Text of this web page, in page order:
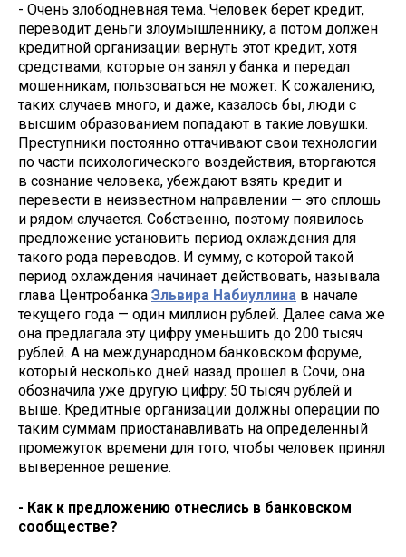
- Очень злободневная тема. Человек берет кредит,
переводит деньги злоумышленнику, а потом должен
кредитной организации вернуть этот кредит, хотя
средствами, которые он занял у банка и передал
мошенникам, пользоваться не может. К сожалению,
таких случаев много, и даже, казалось бы, люди с
высшим образованием попадают в такие ловушки.
Преступники постоянно оттачивают свои технологии
по части психологического воздействия, вторгаются
в сознание человека, убеждают взять кредит и
перевести в неизвестном направлении — это сплошь
и рядом случается. Собственно, поэтому появилось
предложение установить период охлаждения для
такого рода переводов. И сумму, с которой такой
период охлаждения начинает действовать, называла
глава Центробанка Эльвира Набиуллина в начале
текущего года — один миллион рублей. Далее сама же
она предлагала эту цифру уменьшить до 200 тысяч
рублей. А на международном банковском форуме,
который несколько дней назад прошел в Сочи, она
обозначила уже другую цифру: 50 тысяч рублей и
выше. Кредитные организации должны операции по
таким суммам приостанавливать на определенный
промежуток времени для того, чтобы человек принял
выверенное решение.
- Как к предложению отнеслись в банковском
сообществе?